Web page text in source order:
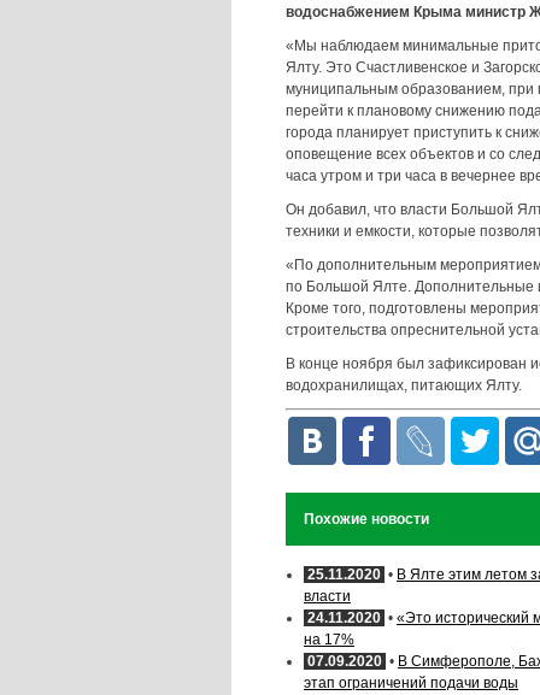
водоснабжением Крыма министр
«Мы наблюдаем минимальные
Ялту. Это Счастливенское и
муниципальным образованием,
перейти к плановому снижению
города планирует приступить к
оповещение всех объектов и со
часа утром и три часа в вечернее
Он добавил, что власти Большой
техники и емкости, которые
«По дополнительным
по Большой Ялте. Дополнительные
Кроме того, подготовлены
строительства опреснительной
В конце ноября был зафиксирован
водохранилищах, питающих Ялту.
Похожие новости
25.11.2020 • В Ялте этим летом
власти
24.11.2020 • «Это
на 17%
07.09.2020 • В Симферополе,
этап ограничений подачи воды